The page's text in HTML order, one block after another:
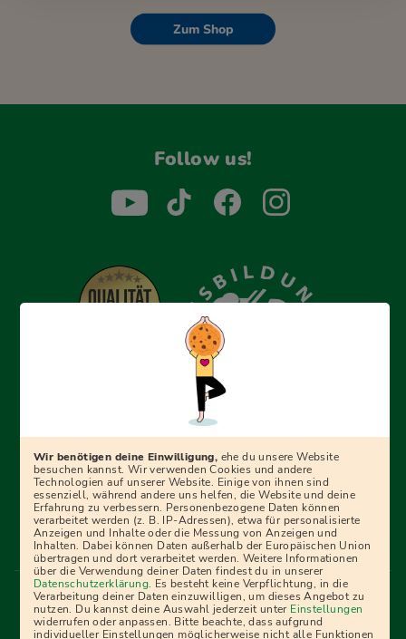
Zum Shop
Follow us!
Erfolgreich bewerben mit Ausbildungspark: Wir
begleiten dich Schritt für Schritt bei deinem Start in den
Ratgebern und Prüfungspaketen, interaktiven
Videokursen und vielem mehr. Für alle, die was werden
wollen!
Menü Fußleiste
Impressum Bildquellen Presse
Mediadaten
Partner
AGB Datenschutz
Widerrufsbelehrung
Wir benötigen deine Einwilligung, ehe du unsere Website
besuchen kannst. Wir verwenden Cookies und andere
Technologien auf unserer Website. Einige von ihnen sind
essenziell, während andere uns helfen, die Website und deine
Erfahrung zu verbessern. Personenbezogene Daten können
verarbeitet werden (z. B. IP-Adressen), etwa für personalisierte
Anzeigen und Inhalte oder die Messung von Anzeigen und
Inhalten. Dabei können Daten außerhalb der Europäischen Union
übertragen und dort verarbeitet werden. Weitere Informationen
über die Verwendung deiner Daten findest du in unserer
Datenschutzerklärung. Es besteht keine Verpflichtung, in die
Verarbeitung deiner Daten einzuwilligen, um dieses Angebot zu
nutzen. Du kannst deine Auswahl jederzeit unter Einstellungen
widerrufen oder anpassen. Bitte beachte, dass aufgrund
individueller Einstellungen möglicherweise nicht alle Funktionen